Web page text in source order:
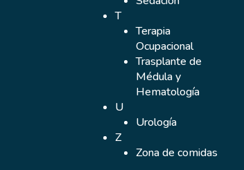
T
Terapia
Ocupacional
Trasplante de
Médula y
Hematología
U
Urología
Z
Zona de comidas